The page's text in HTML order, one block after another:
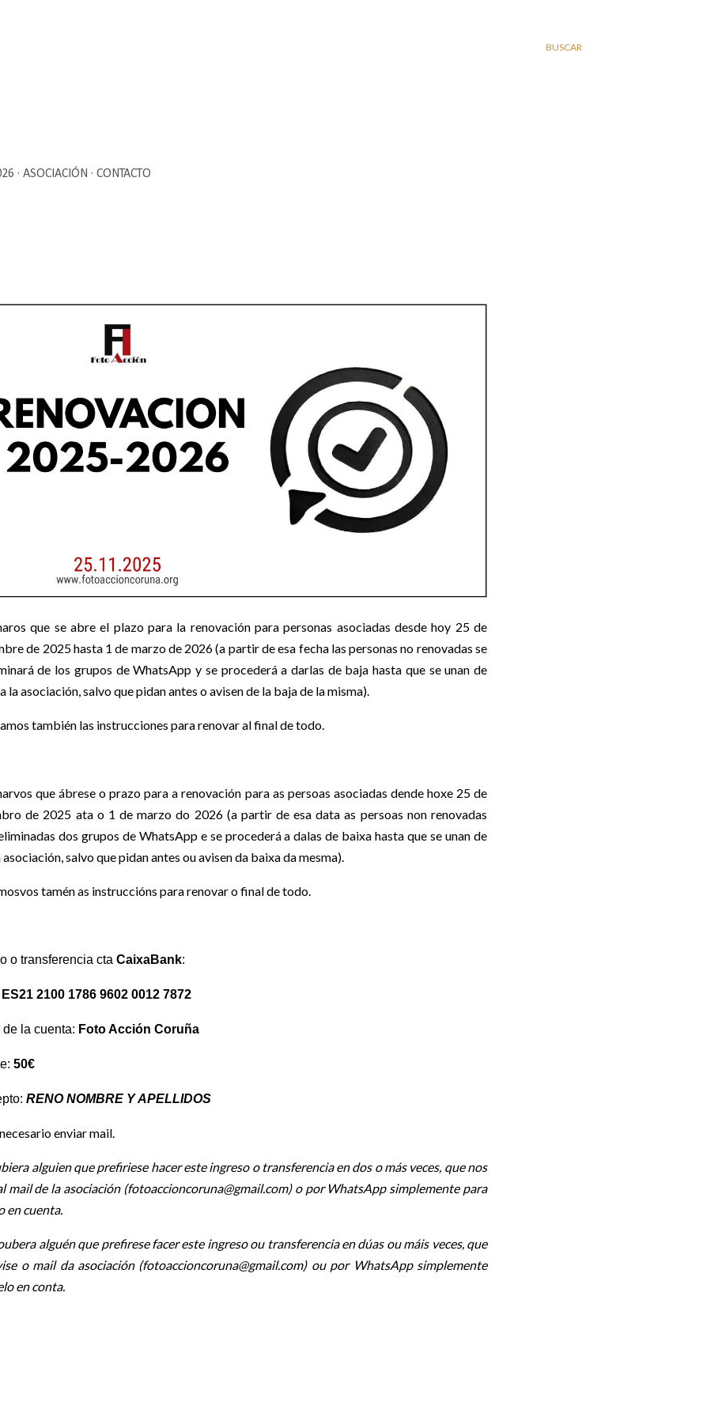
BUSCAR
ASOCIACIÓN CONTACTO
que se abre el plazo para la renovación para personas asociadas desde hoy 25 de
de 2025 hasta 1 de marzo de 2026 (a partir de esa fecha las personas no renovadas se
de los grupos de WhatsApp y se procederá a darlas de baja hasta que se unan de
la asociación, salvo que pidan antes o avisen de la baja de la misma).
también las instrucciones para renovar al final de todo.
que ábrese o prazo para a renovación para as persoas asociadas dende hoxe 25 de
de 2025 ata o 1 de marzo do 2026 (a partir de esa data as persoas non renovadas
dos grupos de WhatsApp e se procederá a dalas de baixa hasta que se unan de
asociación, salvo que pidan antes ou avisen da baixa da mesma).
tamén as instruccións para renovar o final de todo.
o transferencia cta CaixaBank:
ES21 2100 1786 9602 0012 7872
de la cuenta: Foto Acción Coruña
50€
RENO NOMBRE Y APELLIDOS
enviar mail.
alguien que prefiriese hacer este ingreso o transferencia en dos o más veces, que nos
mail de la asociación (fotoaccioncoruna@gmail.com) o por WhatsApp simplemente para
en cuenta.
alguén que prefirese facer este ingreso ou transferencia en dúas ou máis veces, que
o mail da asociación (fotoaccioncoruna@gmail.com) ou por WhatsApp simplemente
en conta.